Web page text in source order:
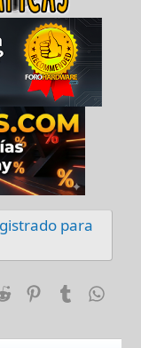
para
RedditPinterest
Tumblr